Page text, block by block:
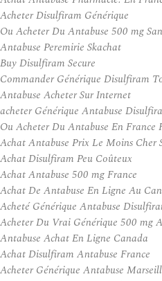
Acheter Disulfiram Générique
Ou Acheter Du Antabuse 500 mg
Antabuse Peremirie Skachat
Buy Disulfiram Secure
Commander Générique Disulfiram
Antabuse Acheter Sur Internet
acheter Générique Antabuse
Ou Acheter Du Antabuse En France
Achat Antabuse Prix Le Moins Cher
Achat Disulfiram Peu Coûteux
Achat Antabuse 500 mg France
Achat De Antabuse En Ligne Au
Acheté Générique Antabuse
Acheter Du Vrai Générique 500 mg
Antabuse Achat En Ligne Canada
Achat Disulfiram Antabuse France
Acheter Générique Antabuse